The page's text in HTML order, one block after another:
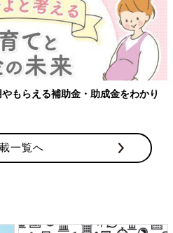
もらえる補助金・助成金をわかり
一覧へ